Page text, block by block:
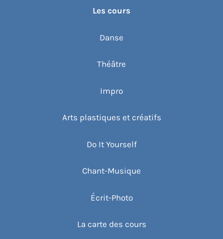
Les cours
Danse
Théâtre
Impro
Arts plastiques et créatifs
Do It Yourself
Chant-Musique
Écrit-Photo
La carte des cours